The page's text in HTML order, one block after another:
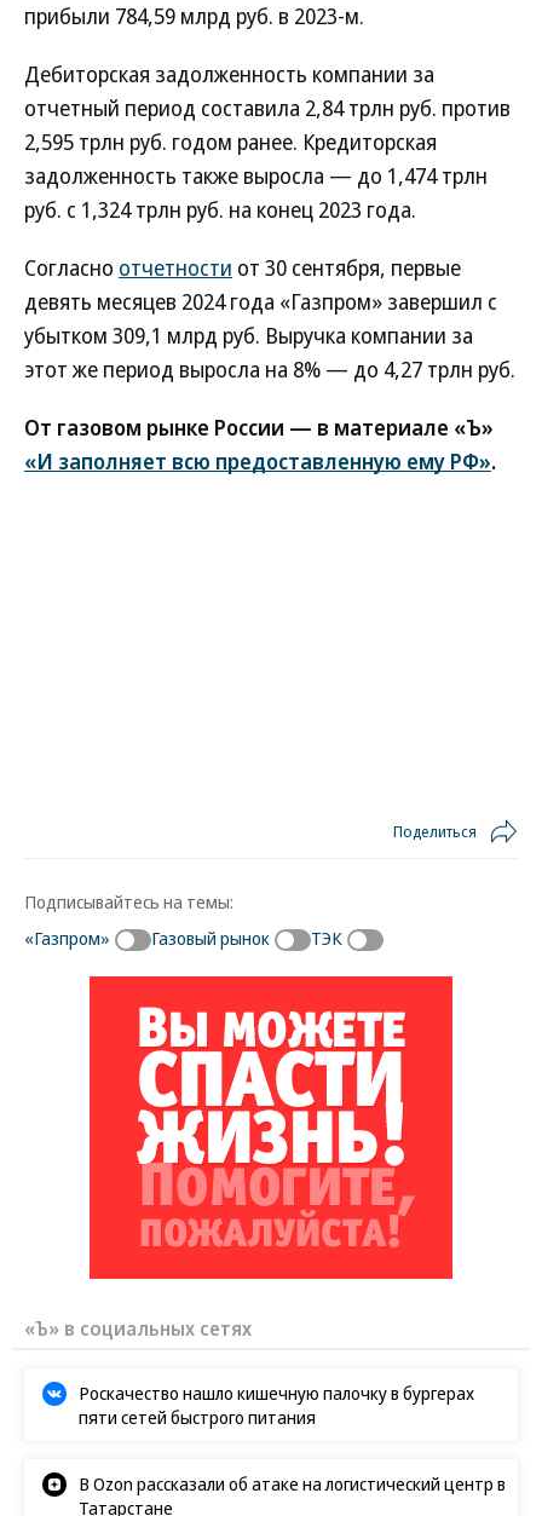
прибыли 784,59 млрд руб. в 2023-м.
Дебиторская задолженность компании за
отчетный период составила 2,84 трлн руб. против
2,595 трлн руб. годом ранее. Кредиторская
задолженность также выросла — до 1,474 трлн
руб. с 1,324 трлн руб. на конец 2023 года.
Согласно отчетности от 30 сентября, первые
девять месяцев 2024 года «Газпром» завершил с
убытком 309,1 млрд руб. Выручка компании за
этот же период выросла на 8% — до 4,27 трлн руб.
От газовом рынке России — в материале «Ъ»
«И заполняет всю предоставленную ему РФ».
Поделиться
Подписывайтесь на темы:
«Газпром»
Газовый рынок ТЭК
«Ъ» в социальных сетях
Роскачество нашло кишечную палочку в бургерах
пяти сетей быстрого питания
В Ozon рассказали об атаке на логистический центр в
Татарстане